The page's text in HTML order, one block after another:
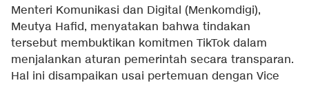
Menteri Komunikasi dan Digital (Menkomdigi),
Meutya Hafid, menyatakan bahwa tindakan
tersebut membuktikan komitmen TikTok dalam
menjalankan aturan pemerintah secara transparan.
Hal ini disampaikan usai pertemuan dengan Vice